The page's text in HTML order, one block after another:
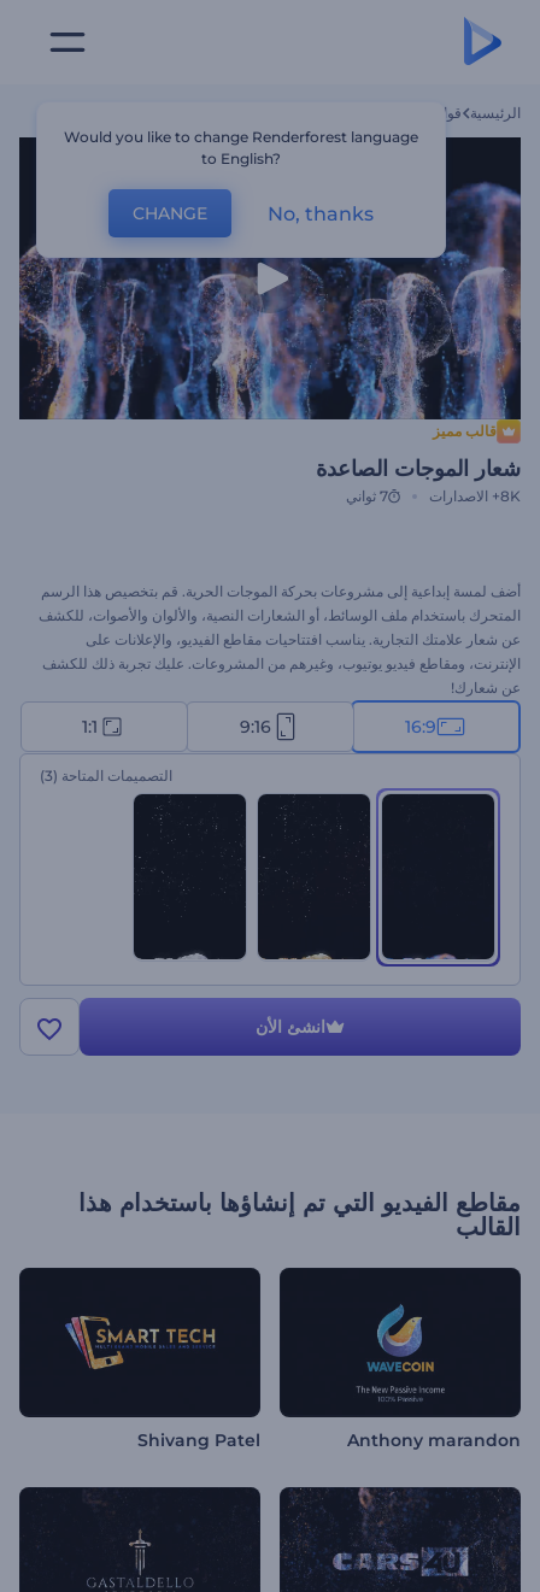
الرئيسية قوالب
قالب مميز
شعار الموجات الصاعدة
8K+ الاصدارات 7 ثواني
أضف لمسة إبداعية إلى مشروعات بحركة الموجات الحرية. قم بتخصيص هذا الرسم
المتحرك باستخدام ملف الوسائط، أو الشعارات النصية، والألوان والأصوات، للكشف
عن شعار علامتك التجارية. يناسب افتتاحيات مقاطع الفيديو، والإعلانات على
الإنترنت، ومقاطع فيديو يوتيوب، وغيرهم من المشروعات. عليك تجربة ذلك للكشف
عن شعارك!
16:9
9:16
1:1
التصميمات المتاحة (3)
انشئ الأن
مقاطع الفيديو التي تم إنشاؤها باستخدام هذا
القالب
Anthony marandon
Shivang Patel
Would you like to change Renderforest language
to English?
CHANGE No, thanks